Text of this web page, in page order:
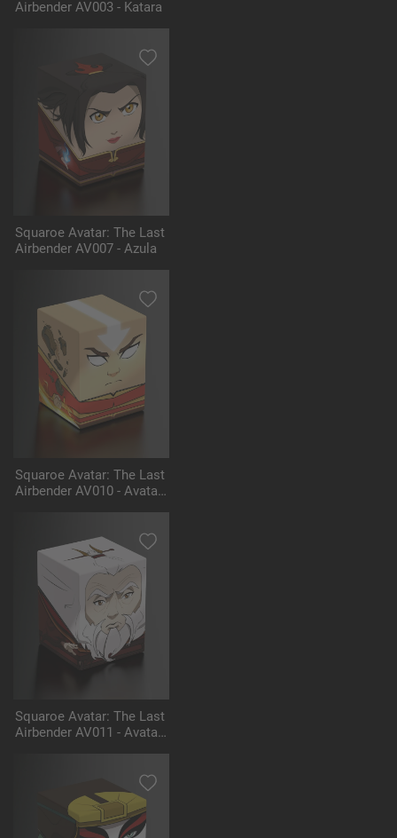
Airbender AV003 - Katara
Squaroe Avatar: The Last
Airbender AV007 - Azula
Squaroe Avatar: The Last
Airbender AV010 - Avatar
Squaroe Avatar: The Last
Airbender AV011 - Avatar